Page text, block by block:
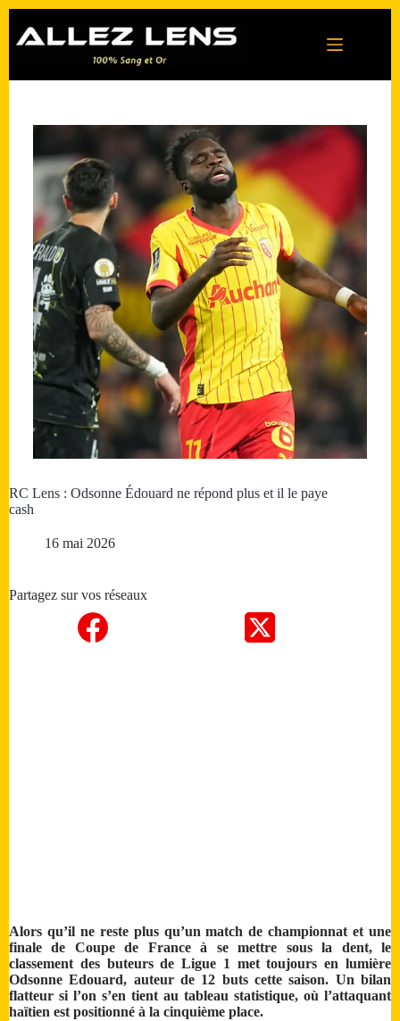
contenu
RC Lens : Odsonne Édouard ne répond plus et il le paye
cash
16 mai 2026
Partagez sur vos réseaux
Alors qu’il ne reste plus qu’un match de championnat et une
finale de Coupe de France à se mettre sous la dent, le
classement des buteurs de Ligue 1 met toujours en lumière
Odsonne Edouard, auteur de 12 buts cette saison. Un bilan
flatteur si l’on s’en tient au tableau statistique, où l’attaquant
haïtien est positionné à la cinquième place.